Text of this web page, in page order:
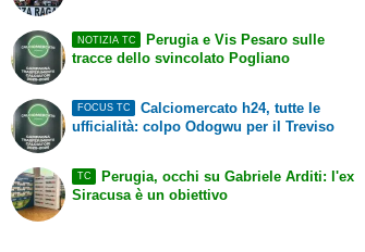
NOTIZIA TC
Perugia e Vis Pesaro sulle
tracce dello svincolato Pogliano
FOCUS TC
Calciomercato h24, tutte le
ufficialità: colpo Odogwu per il Treviso
TC
Perugia, occhi su Gabriele Arditi: l'ex
Siracusa è un obiettivo